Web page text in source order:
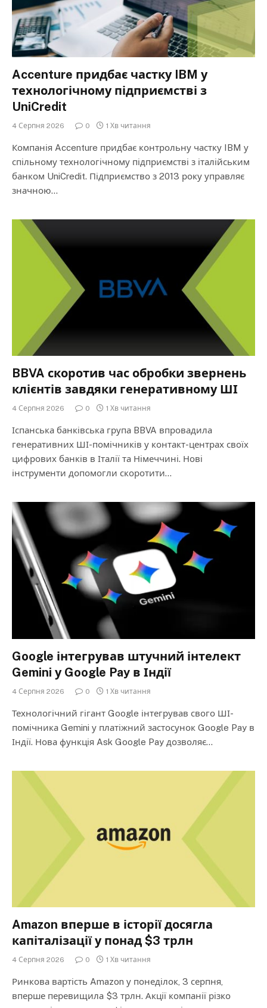
Accenture придбає частку IBM у
технологічному підприємстві з
UniCredit
4 Серпня 2026 0 1 Хв читання
Компанія Accenture придбає контрольну частку IBM у
спільному технологічному підприємстві з італійським
банком UniCredit. Підприємство з 2013 року управляє
значною…
BBVA скоротив час обробки звернень
клієнтів завдяки генеративному ШІ
4 Серпня 2026 0 1 Хв читання
Іспанська банківська група BBVA впровадила
генеративних ШІ-помічників у контакт-центрах своїх
цифрових банків в Італії та Німеччині. Нові
інструменти допомогли скоротити…
Google інтегрував штучний інтелект
Gemini у Google Pay в Індії
4 Серпня 2026 0 1 Хв читання
Технологічний гігант Google інтегрував свого ШІ-
помічника Gemini у платіжний застосунок Google Pay в
Індії. Нова функція Ask Google Pay дозволяє…
Amazon вперше в історії досягла
капіталізації у понад $3 трлн
4 Серпня 2026 0 1 Хв читання
Ринкова вартість Amazon у понеділок, 3 серпня,
вперше перевищила $3 трлн. Акції компанії різко